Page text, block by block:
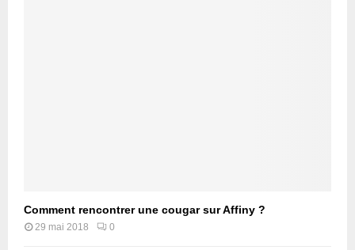
Comment rencontrer une cougar sur Affiny ?
29 mai 2018 0